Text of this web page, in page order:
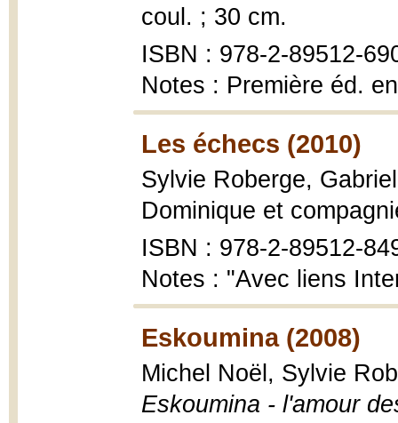
coul. ; 30 cm.
ISBN : 978-2-89512-
Notes : Première éd.
Les échecs (2010)
Sylvie Roberge,
Dominique et
ISBN : 978-2-89512-
Notes : "Avec liens
Eskoumina (2008)
Michel Noël, Sylvie
Eskoumina - l'amour